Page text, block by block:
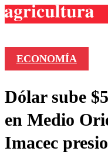
Colo
ECONOMÍA
Dólar sube
en Medio
Imacec